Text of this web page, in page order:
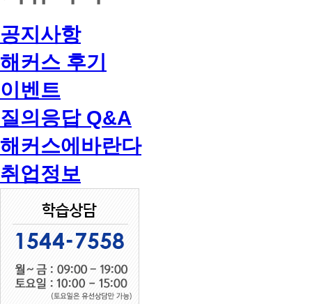
공지사항
해커스 후기
이벤트
질의응답 Q&A
해커스에바란다
취업정보